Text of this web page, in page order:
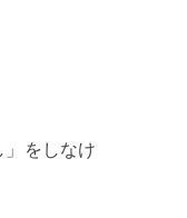
」をしなけ